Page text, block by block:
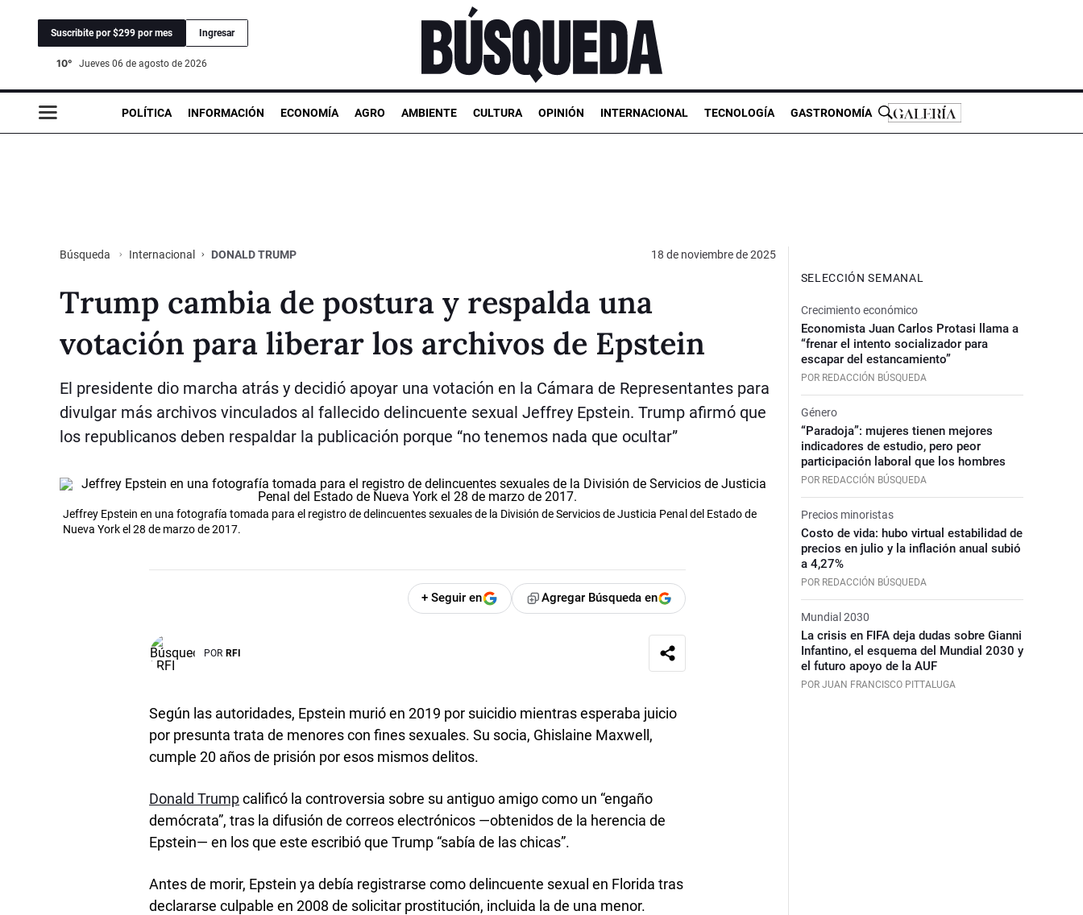
Suscribite por $299 por mes Ingresar
10° jueves 06 de agosto de 2026
POLÍTICA INFORMACIÓN ECONOMÍA AGRO AMBIENTE CULTURA OPINIÓN INTERNACIONAL TECNOLOGÍA GASTRONOMÍA
Búsqueda Internacional DONALD TRUMP 18 de noviembre de 2025
Trump cambia de postura y respalda una
votación para liberar los archivos de Epstein
El presidente dio marcha atrás y decidió apoyar una votación en la Cámara de Representantes para
divulgar más archivos vinculados al fallecido delincuente sexual Jeffrey Epstein. Trump afirmó que
los republicanos deben respaldar la publicación porque “no tenemos nada que ocultar”
Jeffrey Epstein en una fotografía tomada para el registro de delincuentes sexuales de la División de Servicios de Justicia Penal del Estado de
Nueva York el 28 de marzo de 2017.
+ Seguir en Agregar Búsqueda en
POR RFI
Según las autoridades, Epstein murió en 2019 por suicidio mientras esperaba juicio
por presunta trata de menores con fines sexuales. Su socia, Ghislaine Maxwell,
cumple 20 años de prisión por esos mismos delitos.
Donald Trumpcalificó la controversia sobre su antiguo amigo como un “engaño
demócrata”, tras la difusión de correos electrónicos —obtenidos de la herencia de
Epstein— en los que este escribió que Trump “sabía de las chicas”.
Antes de morir, Epstein ya debía registrarse como delincuente sexual en Florida tras
declararse culpable en 2008 de solicitar prostitución, incluida la de una menor.
SELECCIÓN SEMANAL
Crecimiento económico
Economista Juan Carlos Protasi llama a
“frenar el intento socializador para
escapar del estancamiento”
POR REDACCIÓN BÚSQUEDA
Género
“Paradoja”: mujeres tienen mejores
indicadores de estudio, pero peor
participación laboral que los hombres
POR REDACCIÓN BÚSQUEDA
Precios minoristas
Costo de vida: hubo virtual estabilidad de
precios en julio y la inflación anual subió
a 4,27%
POR REDACCIÓN BÚSQUEDA
Mundial 2030
La crisis en FIFA deja dudas sobre Gianni
Infantino, el esquema del Mundial 2030 y
el futuro apoyo de la AUF
POR JUAN FRANCISCO PITTALUGA